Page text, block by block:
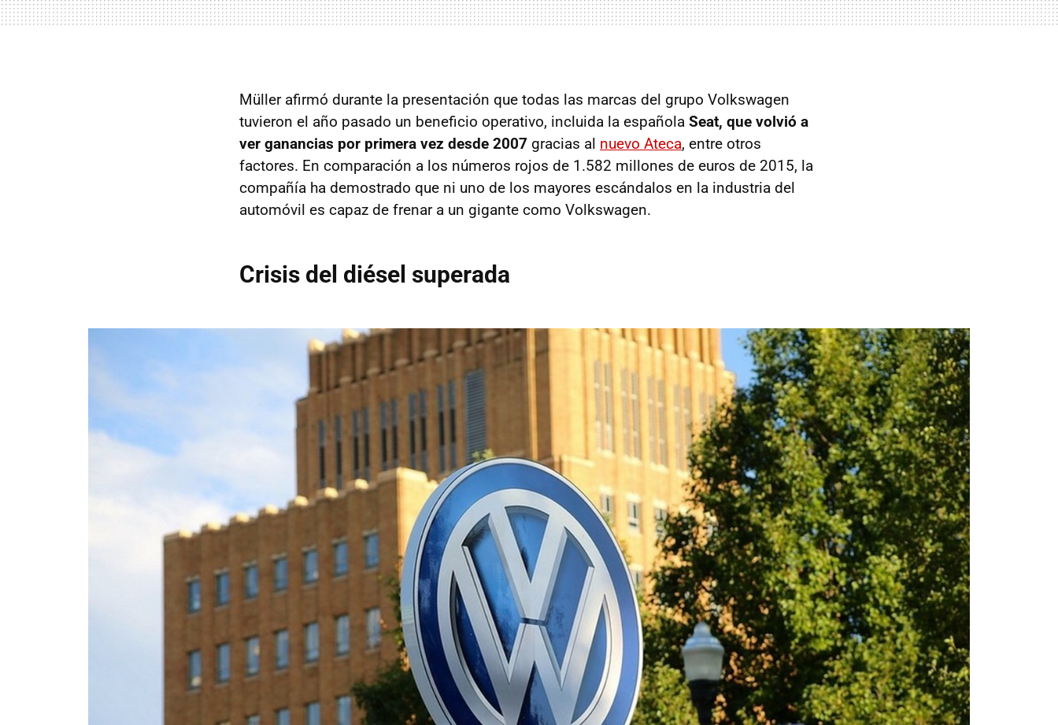
Müller afirmó durante la presentación que todas las marcas del grupo Volkswagen
tuvieron el año pasado un beneficio operativo, incluida la española Seat, que volvió a
ver ganancias por primera vez desde 2007 gracias al nuevo Ateca, entre otros
factores. En comparación a los números rojos de 1.582 millones de euros de 2015, la
compañía ha demostrado que ni uno de los mayores escándalos en la industria del
automóvil es capaz de frenar a un gigante como Volkswagen.
Crisis del diésel superada